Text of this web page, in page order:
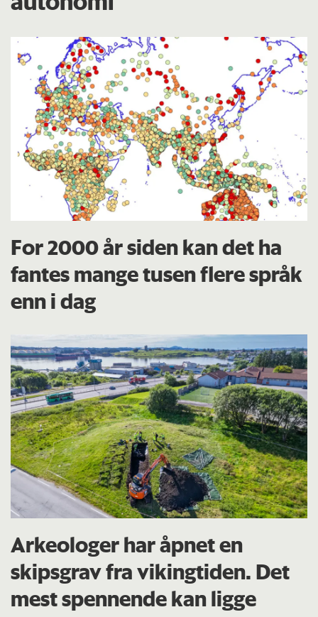
For 2000 år siden kan det ha
fantes mange tusen flere språk
enn i dag
Arkeologer har åpnet en
skipsgrav fra vikingtiden. Det
mest spennende kan ligge